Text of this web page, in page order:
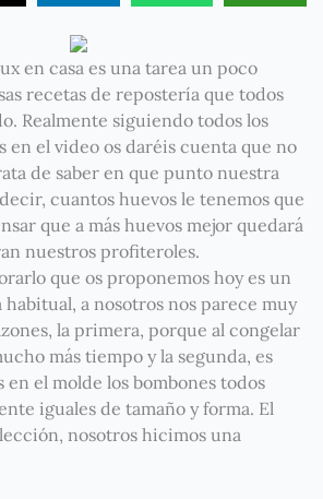
en casa es una tarea un poco
recetas de repostería que todos
Realmente siguiendo todos los
en el video os daréis cuenta que no
de saber en que punto nuestra
cuantos huevos le tenemos que
que a más huevos mejor quedará
nuestros profiteroles.
que os proponemos hoy es un
a nosotros nos parece muy
la primera, porque al congelar
más tiempo y la segunda, es
en el molde los bombones todos
iguales de tamaño y forma. El
nosotros hicimos una